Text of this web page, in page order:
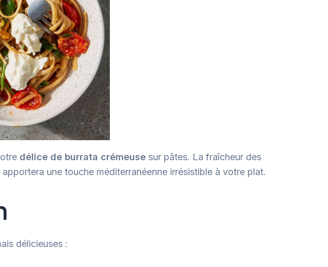
délice de burrata crémeuse sur pâtes. La fraîcheur des
une touche méditerranéenne irrésistible à votre plat.
délicieuses :